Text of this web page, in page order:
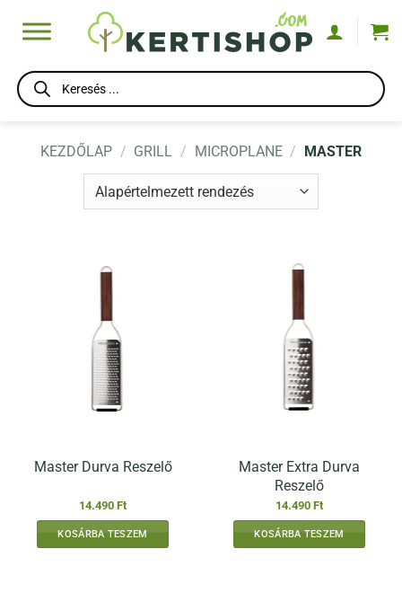
Products
search
KEZDŐLAP / GRILL / MICROPLANE / MASTER
Master Durva Reszelő
14.490 Ft
KOSÁRBA TESZEM
Master Extra Durva
Reszelő
14.490 Ft
KOSÁRBA TESZEM